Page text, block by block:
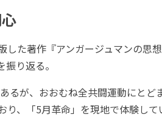
た著作『アンガージュマンの思
り返る。
るが、おおむね全共闘運動にとど
り、「5月革命」を現地で体験し